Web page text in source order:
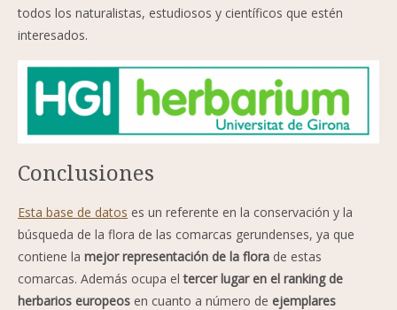
todos los naturalistas, estudiosos y científicos que estén
interesados.
Imagen
Conclusiones
Esta base de datos es un referente en la conservación y la
búsqueda de la flora de las comarcas gerundenses, ya que
contiene la mejor representación de la flora de estas
comarcas. Además ocupa eltercer lugar en el ranking de
herbarios europeos en cuanto a número de ejemplares